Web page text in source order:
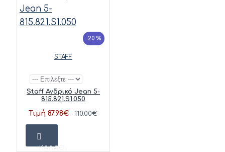
-20 %
STAFF
Staff Ανδρικό Jean 5-
815.821.S1.050
Τιμή 87.98€ 110.00€
ΚΑΛΆΘΙ